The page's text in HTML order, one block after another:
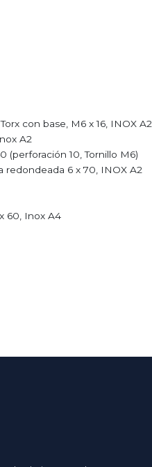
con base, M6 x 16, INOX A2
A2
(perforación 10, Tornillo M6)
redondeada 6 x 70, INOX A2
60, Inox A4